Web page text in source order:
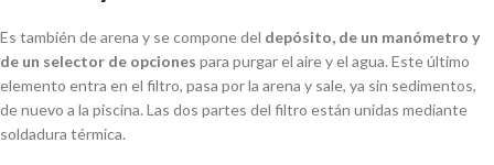
Es también de arena y se compone del depósito, de un manómetro y
de un selector de opciones para purgar el aire y el agua. Este último
elemento entra en el filtro, pasa por la arena y sale, ya sin sedimentos,
de nuevo a la piscina. Las dos partes del filtro están unidas mediante
soldadura térmica.